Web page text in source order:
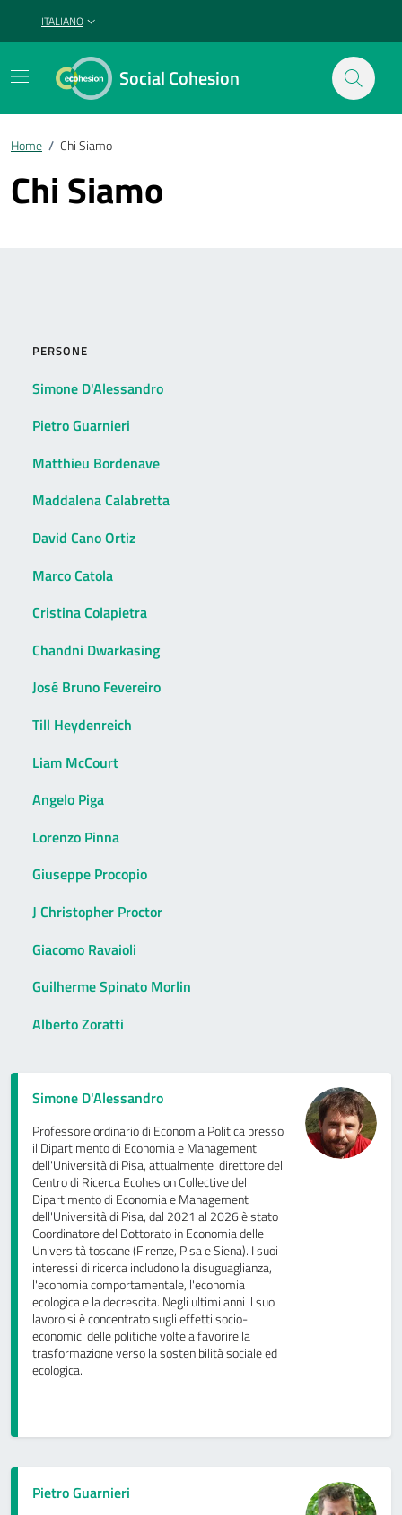
SELEZIONE LINGUA: LINGUA SELEZIONATA
ITALIANO
Social Cohesion
Home / Chi Siamo
Chi Siamo
Simone D'Alessandro
Professore ordinario di Economia Politica presso
il Dipartimento di Economia e Management
dell'Università di Pisa, attualmente direttore del
Centro di Ricerca Ecohesion Collective del
Dipartimento di Economia e Management
dell'Università di Pisa, dal 2021 al 2026 è stato
Coordinatore del Dottorato in Economia delle
Università toscane (Firenze, Pisa e Siena). I suoi
interessi di ricerca includono la disuguaglianza,
l'economia comportamentale, l'economia
ecologica e la decrescita. Negli ultimi anni il suo
lavoro si è concentrato sugli effetti socio-
economici delle politiche volte a favorire la
trasformazione verso la sostenibilità sociale ed
ecologica.
Pietro Guarnieri
PERSONE
Simone D'Alessandro
Pietro Guarnieri
Matthieu Bordenave
Maddalena Calabretta
David Cano Ortiz
Marco Catola
Cristina Colapietra
Chandni Dwarkasing
José Bruno Fevereiro
Till Heydenreich
Liam McCourt
Angelo Piga
Lorenzo Pinna
Giuseppe Procopio
J Christopher Proctor
Giacomo Ravaioli
Guilherme Spinato Morlin
Alberto Zoratti